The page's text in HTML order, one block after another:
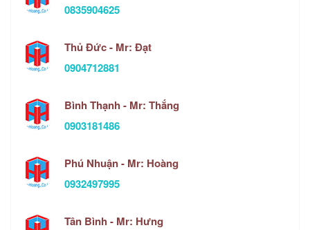
0835904625
Thủ Đức - Mr: Đạt
0904712881
Bình Thạnh - Mr: Thắng
0903181486
Phú Nhuận - Mr: Hoàng
0932497995
Tân Bình - Mr: Hưng